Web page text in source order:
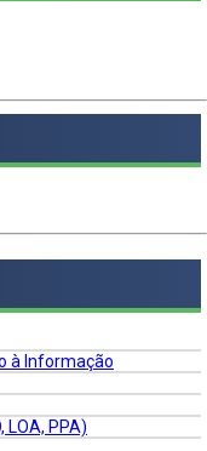
à Informação
LOA, PPA)